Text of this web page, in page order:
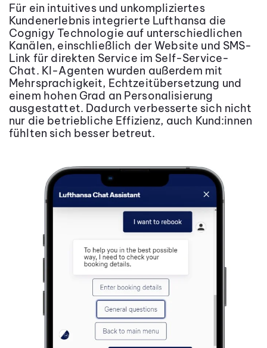
Für ein intuitives und unkompliziertes
Kundenerlebnis integrierte Lufthansa die
Cognigy Technologie auf unterschiedlichen
Kanälen, einschließlich der Website und SMS-
Link für direkten Service im Self-Service-
Chat. KI-Agenten wurden außerdem mit
Mehrsprachigkeit, Echtzeitübersetzung und
einem hohen Grad an Personalisierung
ausgestattet. Dadurch verbesserte sich nicht
nur die betriebliche Effizienz, auch Kund:innen
fühlten sich besser betreut.